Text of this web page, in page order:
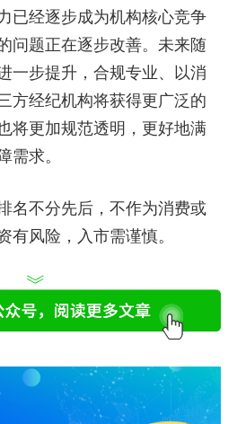
已经逐步成为机构核心竞争
问题正在逐步改善。未来随
一步提升，合规专业、以消
方经纪机构将获得更广泛的
将更加规范透明，更好地满
需求。
名不分先后，不作为消费或
有风险，入市需谨慎。